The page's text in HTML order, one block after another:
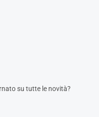
su tutte le novità?